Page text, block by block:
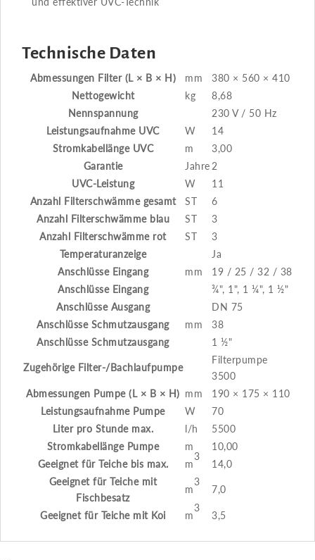
Technische Daten
Abmessungen Filter (L × B × H) mm
380 × 560 × 410
Nettogewicht
kg
8,68
Nennspannung
230 V / 50 Hz
Leistungsaufnahme UVC
W
14
Stromkabellänge UVC
m
3,00
Garantie
Jahre 2
UVC-Leistung
W
11
Anzahl Filterschwämme gesamt
ST
6
Anzahl Filterschwämme blau
ST
3
Anzahl Filterschwämme rot
ST
3
Temperaturanzeige
Ja
Anschlüsse Eingang
mm
19 / 25 / 32 / 38
Anschlüsse Eingang
¾", 1", 1 ¼", 1 ½"
Anschlüsse Ausgang
DN 75
Anschlüsse Schmutzausgang
mm
38
Anschlüsse Schmutzausgang
1 ½"
Zugehörige Filter-/Bachlaufpumpe
Filterpumpe
3500
Abmessungen Pumpe (L × B × H) mm
190 × 175 × 110
Leistungsaufnahme Pumpe
W
70
Liter pro Stunde max.
l/h
5500
Stromkabellänge Pumpe
m
10,00
Geeignet für Teiche bis max.
m
3
14,0
Geeignet für Teiche mit
Fischbesatz
m
3
7,0
Geeignet für Teiche mit Koi m
3
3,5